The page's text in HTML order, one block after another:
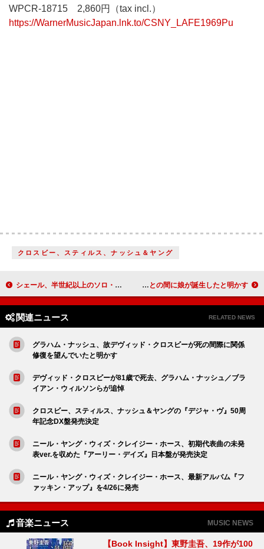
WPCR-18715 2,860円（tax incl.）
https://WarnerMusicJapan.lnk.to/CSNY_LAFE1969Pu
クロスビー、スティルス、ナッシュ＆ヤング
シェール、半世紀以上のソロ・キャリアから人気曲を集めたベスト盤『フォーエヴァー～ザ・ベスト～』発売決定 デイヴ・グロール、妻ではない女性との間に娘が誕生したと明かす
関連ニュース RELATED NEWS
グラハム・ナッシュ、故デヴィッド・クロスビーが死の間際に関係
修復を望んでいたと明かす
デヴィッド・クロスビーが81歳で死去、グラハム・ナッシュ／ブラ
イアン・ウィルソンらが追悼
クロスビー、スティルス、ナッシュ＆ヤングの『デジャ・ヴ』50周
年記念DX盤発売決定
ニール・ヤング・ウィズ・クレイジー・ホース、初期代表曲の未発
表ver.を収めた『アーリー・デイズ』日本盤が発売決定
ニール・ヤング・ウィズ・クレイジー・ホース、最新アルバム『フ
ァッキン・アップ』を4/26に発売
音楽ニュース MUSIC NEWS
【Book Insight】東野圭吾、19作が100